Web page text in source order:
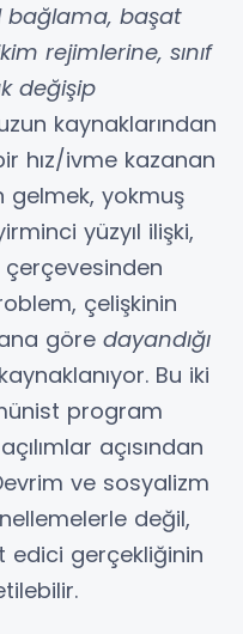
bağlama, başat
rejimlerine, sınıf
değişip
kaynaklarından
hız/ivme kazanan
gelmek, yokmuş
yüzyıl ilişki,
çelişkinin
göre dayandığı
Bu iki
program
açısından
ve sosyalizm
değil,
edici gerçekliğinin